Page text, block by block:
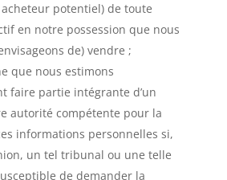
acheteur potentiel) de toute
en notre possession que nous
de) vendre ;
que nous estimons
faire partie intégrante d’un
autorité compétente pour la
informations personnelles si,
un tel tribunal ou une telle
de demander la